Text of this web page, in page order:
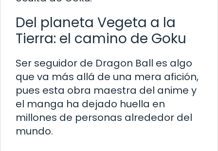
Del planeta Vegeta a la
Tierra: el camino de Goku
Ser seguidor de Dragon Ball es algo
que va más allá de una mera afición,
pues esta obra maestra del anime y
el manga ha dejado huella en
millones de personas alrededor del
mundo.